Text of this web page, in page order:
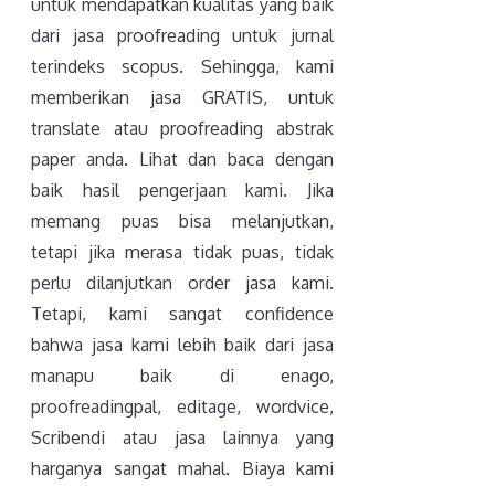
dari jasa proofreading untuk jurnal
terindeks scopus. Sehingga, kami
memberikan jasa GRATIS, untuk
translate atau proofreading abstrak
paper anda. Lihat dan baca dengan
baik hasil pengerjaan kami. Jika
memang puas bisa melanjutkan,
tetapi jika merasa tidak puas, tidak
perlu dilanjutkan order jasa kami.
Tetapi, kami sangat confidence
bahwa jasa kami lebih baik dari jasa
manapu baik di enago,
proofreadingpal, editage, wordvice,
Scribendi atau jasa lainnya yang
harganya sangat mahal. Biaya kami